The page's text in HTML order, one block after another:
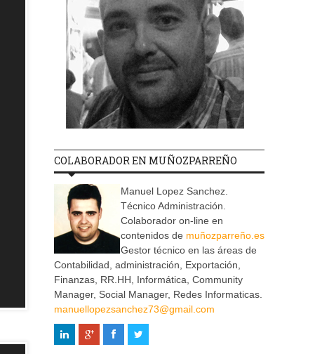
COLABORADOR EN MUÑOZPARREÑO
Manuel Lopez Sanchez.
Técnico Administración.
Colaborador on-line en
contenidos de muñozparreño.es
Gestor técnico en las áreas de
Contabilidad, administración, Exportación,
Finanzas, RR.HH, Informática, Community
Manager, Social Manager, Redes Informaticas.
manuellopezsanchez73@gmail.com